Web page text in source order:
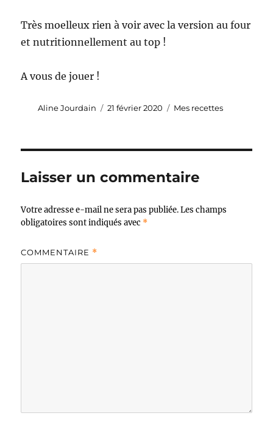
Très moelleux rien à voir avec la version au four
et nutritionnellement au top !
A vous de jouer !
Auteur
Aline Jourdain
Publié
21 février 2020 Catégories
Mes recettes
Laisser un commentaire
Votre adresse e-mail ne sera pas publiée. Les champs
obligatoires sont indiqués avec *
COMMENTAIRE *